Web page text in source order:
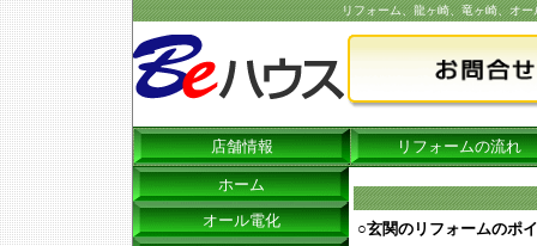
リフォーム、龍ヶ崎、竜ヶ崎、オ
店舗情報 リフォームの流れ
ホーム
オール電化
○玄関のリフォームのポ